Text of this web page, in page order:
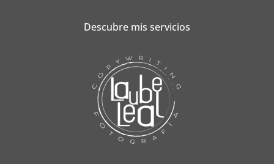
Descubre mis servicios